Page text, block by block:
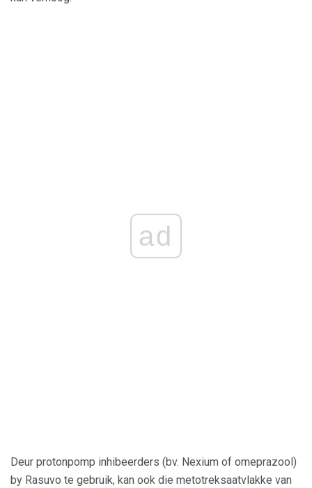
ad
Deur protonpomp inhibeerders (bv. Nexium of omeprazool)
by Rasuvo te gebruik, kan ook die metotreksaatvlakke van